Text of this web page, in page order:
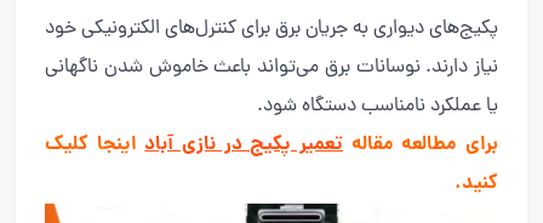
پکیج‌های دیواری به جریان برق برای کنترل‌های الکترونیکی خود
نیاز دارند. نوسانات برق می‌تواند باعث خاموش شدن ناگهانی
یا عملکرد نامناسب دستگاه شود.
برای مطالعه مقاله تعمیر پکیج در نازی آباداینجا کلیک
کنید.